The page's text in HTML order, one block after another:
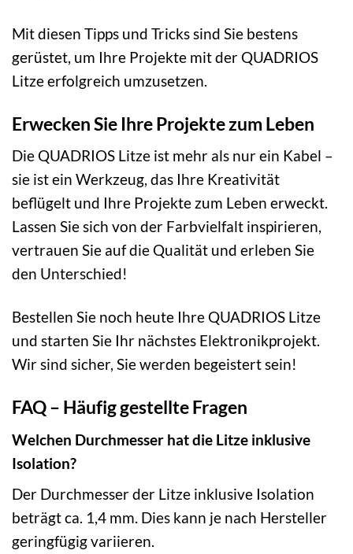
Mit diesen Tipps und Tricks sind Sie bestens
gerüstet, um Ihre Projekte mit der QUADRIOS
Litze erfolgreich umzusetzen.
Erwecken Sie Ihre Projekte zum Leben
Die QUADRIOS Litze ist mehr als nur ein Kabel –
sie ist ein Werkzeug, das Ihre Kreativität
beflügelt und Ihre Projekte zum Leben erweckt.
Lassen Sie sich von der Farbvielfalt inspirieren,
vertrauen Sie auf die Qualität und erleben Sie
den Unterschied!
Bestellen Sie noch heute Ihre QUADRIOS Litze
und starten Sie Ihr nächstes Elektronikprojekt.
Wir sind sicher, Sie werden begeistert sein!
FAQ – Häufig gestellte Fragen
Welchen Durchmesser hat die Litze inklusive
Isolation?
Der Durchmesser der Litze inklusive Isolation
beträgt ca. 1,4 mm. Dies kann je nach Hersteller
geringfügig variieren.